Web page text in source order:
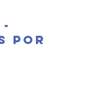
-
por